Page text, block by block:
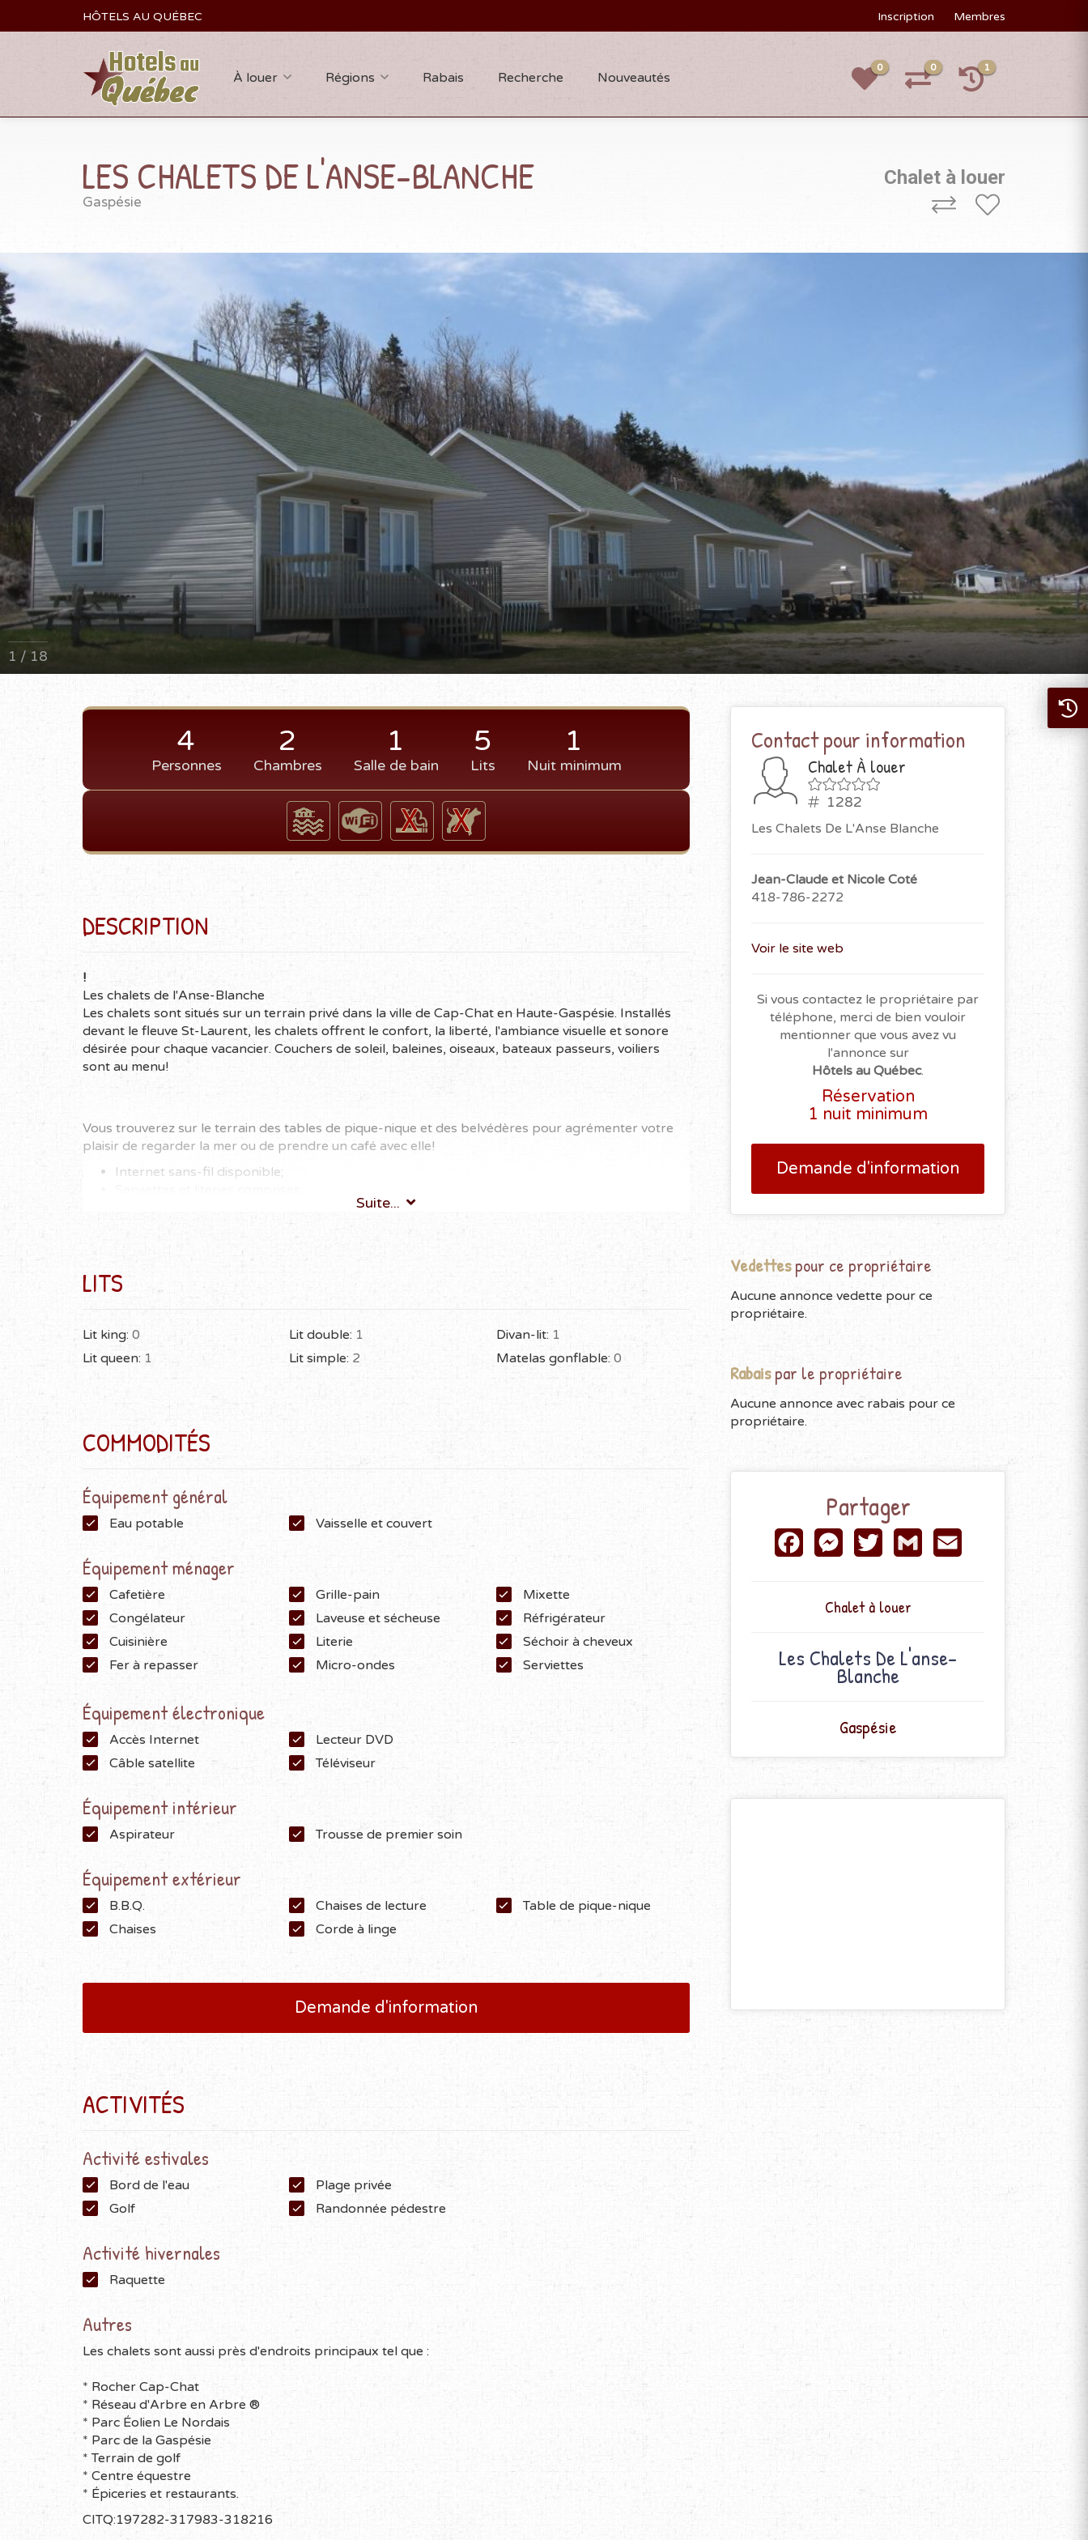
HÔTELS AU QUÉBEC Inscription Membres
À louer Régions Rabais Recherche Nouveautés
0 0 1
LES CHALETS DE L'ANSE-BLANCHE
Gaspésie
Chalet à louer
1 / 18
4
Personnes
2
Chambres
1
Salle de bain
5
Lits
1
Nuit minimum
DESCRIPTION
!
Les chalets de l'Anse-Blanche
Les chalets sont situés sur un terrain privé dans la ville de Cap-Chat en Haute-Gaspésie. Installés
devant le fleuve St-Laurent, les chalets offrent le confort, la liberté, l'ambiance visuelle et sonore
désirée pour chaque vacancier. Couchers de soleil, baleines, oiseaux, bateaux passeurs, voiliers
sont au menu!
Vous trouverez sur le terrain des tables de pique-nique et des belvédères pour agrémenter votre
plaisir de regarder la mer ou de prendre un café avec elle!
Internet sans-fil disponible;
Un service de buanderie est disponible sur place.
Location à la semaine (6 nuitées)
Suite...
LITS
Lit king: 0
Lit queen: 1
Lit double: 1
Lit simple: 2
Divan-lit: 1
Matelas gonflable: 0
COMMODITÉS
Équipement général
Eau potable Vaisselle et couvert
Équipement ménager
Cafetière
Congélateur
Cuisinière
Fer à repasser
Grille-pain
Laveuse et sécheuse
Literie
Micro-ondes
Mixette
Réfrigérateur
Séchoir à cheveux
Serviettes
Équipement électronique
Accès Internet
Câble satellite
Lecteur DVD
Téléviseur
Équipement intérieur
Aspirateur Trousse de premier soin
Équipement extérieur
B.B.Q.
Chaises
Chaises de lecture
Corde à linge
Table de pique-nique
Demande d'information
ACTIVITÉS
Activité estivales
Bord de l'eau
Golf
Plage privée
Randonnée pédestre
Activité hivernales
Raquette
Autres
Les chalets sont aussi près d'endroits principaux tel que :
* Rocher Cap-Chat
* Réseau d'Arbre en Arbre ®
* Parc Éolien Le Nordais
* Parc de la Gaspésie
* Terrain de golf
* Centre équestre
* Épiceries et restaurants.
CITQ:197282-317983-318216
Contact pour information
Chalet À louer
1282
Les Chalets De L'Anse Blanche
Jean-Claude et Nicole Coté
418-786-2272
Voir le site web
Si vous contactez le propriétaire par
téléphone, merci de bien vouloir
mentionner que vous avez vu
l'annonce sur
Hôtels au Québec.
Réservation
1 nuit minimum
Demande d'information
Vedettespour ce propriétaire
Aucune annonce vedette pour ce
propriétaire.
Rabaispar le propriétaire
Aucune annonce avec rabais pour ce
propriétaire.
Partager
FacebookMessenger
TwitterGmail Email
Chalet à louer
Les Chalets De L'anse-
Blanche
Gaspésie